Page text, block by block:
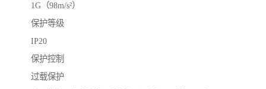
1G（98m/s²）
保护等级
IP20
保护控制
过载保护